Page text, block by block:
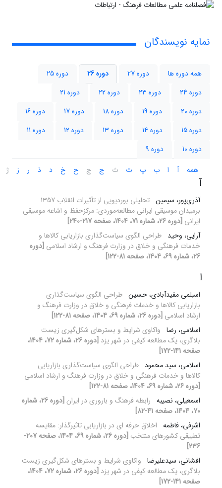
نمایه نویسندگان
همه دوره ها دوره 27 دوره 26
دوره 25
دوره 24
دوره 23 دوره 22
دوره 21
دوره 20
دوره 19 دوره 18 دوره 17
دوره 16
دوره 15
دوره 14 دوره 13 دوره 12
دوره 11
دوره 10
دوره 9
همه
آ ا ب پ ت ث ج چ ح خ د ذ ر ز ژ
آ
آذری‌پور، سیمین
تحلیلی بوردیویی از تأثیرات انقلاب 1357
برمیدان موسیقی ایرانی مطالعه‌موردی: مرکزحفظ‌ و ‌اشاعه موسیقی
ایرانی [دوره 26، شماره 71، 1404، صفحه 217-240]
آرایی، وحید طراحی الگوی سیاست‌گذاری بازاریابی کالاها و
خدمات فرهنگی و خلاق در وزارت فرهنگ و ارشاد اسلامی [دوره
26، شماره 69، 1404، صفحه 81-122]
ا
اسبلمی مفیدآبادی، حسین طراحی الگوی سیاست‌گذاری
بازاریابی کالاها و خدمات فرهنگی و خلاق در وزارت فرهنگ و
ارشاد اسلامی [دوره 26، شماره 69، 1404، صفحه 81-122]
اسلامی، رضا واکاوی شرایط و بستر‌های شکل‌گیری زیست
بلاگری، یک مطالعه کیفی در شهر یزد
[دوره 26، شماره 72، 1404،
صفحه 141-172]
اسلامی، سید محمود طراحی الگوی سیاست‌گذاری بازاریابی
کالاها و خدمات فرهنگی و خلاق در وزارت فرهنگ و ارشاد اسلامی
[دوره 26، شماره 69، 1404، صفحه 81-122]
اسمعیلی، نصیبه رابطه فرهنگ و باروری در ایران
[دوره 26، شماره
70، 1404، صفحه 41-82]
اشرفی، فاطمه اخلاق حرفه ای در بازاریابی تاثیرگذار: مقایسه
تطبیقی کشورهای منتخب
[دوره 26، شماره 69، 1404، صفحه 207-
236]
افشانی، سیدعلیرضا واکاوی شرایط و بستر‌های شکل‌گیری زیست
بلاگری، یک مطالعه کیفی در شهر یزد
[دوره 26، شماره 72، 1404،
صفحه 141-172]